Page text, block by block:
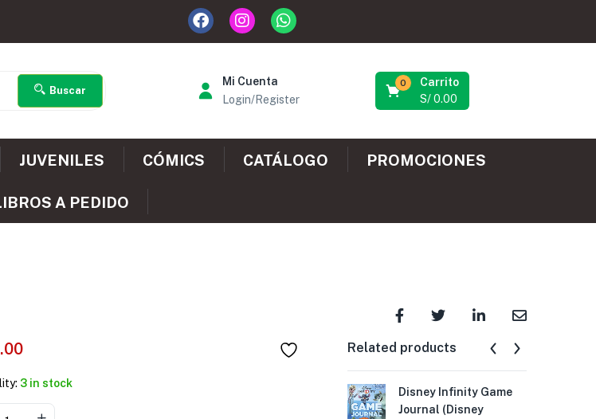
Buscar
Mi Cuenta
Login/Register
Carrito
0
S/0.00
JUVENILES CÓMICS CATÁLOGO PROMOCIONES
A PEDIDO
3 in stock
Related products
Disney Infinity Game
Journal (Disney